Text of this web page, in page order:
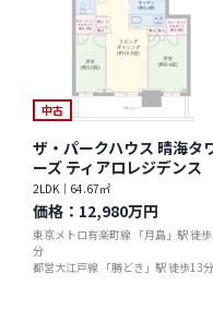
中古
ザ・パークハウス 晴海タ
ーズ ティアロレジデンス
2LDK｜64.67㎡
価格： 12,980万円
東京メトロ有楽町線 「月島」駅 徒
分
都営大江戸線 「勝どき」駅 徒歩13分